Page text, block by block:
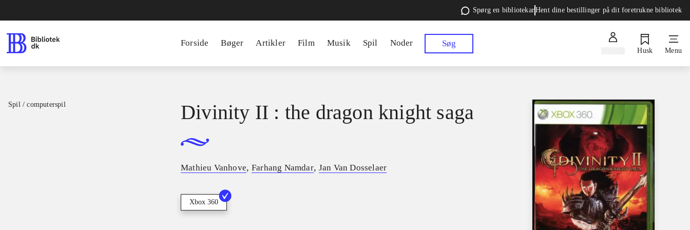
Spørg en bibliotekarHent dine bestillinger på dit foretrukne bibliotek
Forside Bøger Artikler Film Musik Spil Noder Søg
Husk Menu
Spil / computerspil Divinity II : the dragon knight saga
Mathieu Vanhove, Farhang Namdar, Jan Van Dosselaer
Xbox 360